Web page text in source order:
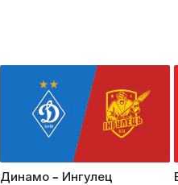
Динамо – Ингулец